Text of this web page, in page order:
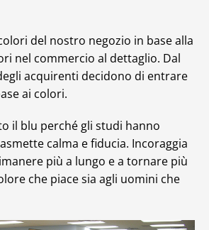
del nostro negozio in base alla
nel commercio al dettaglio. Dal
acquirenti decidono di entrare
ai colori.
il blu perché gli studi hanno
calma e fiducia. Incoraggia
più a lungo e a tornare più
che piace sia agli uomini che